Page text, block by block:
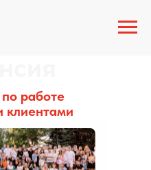
работе
клиентами